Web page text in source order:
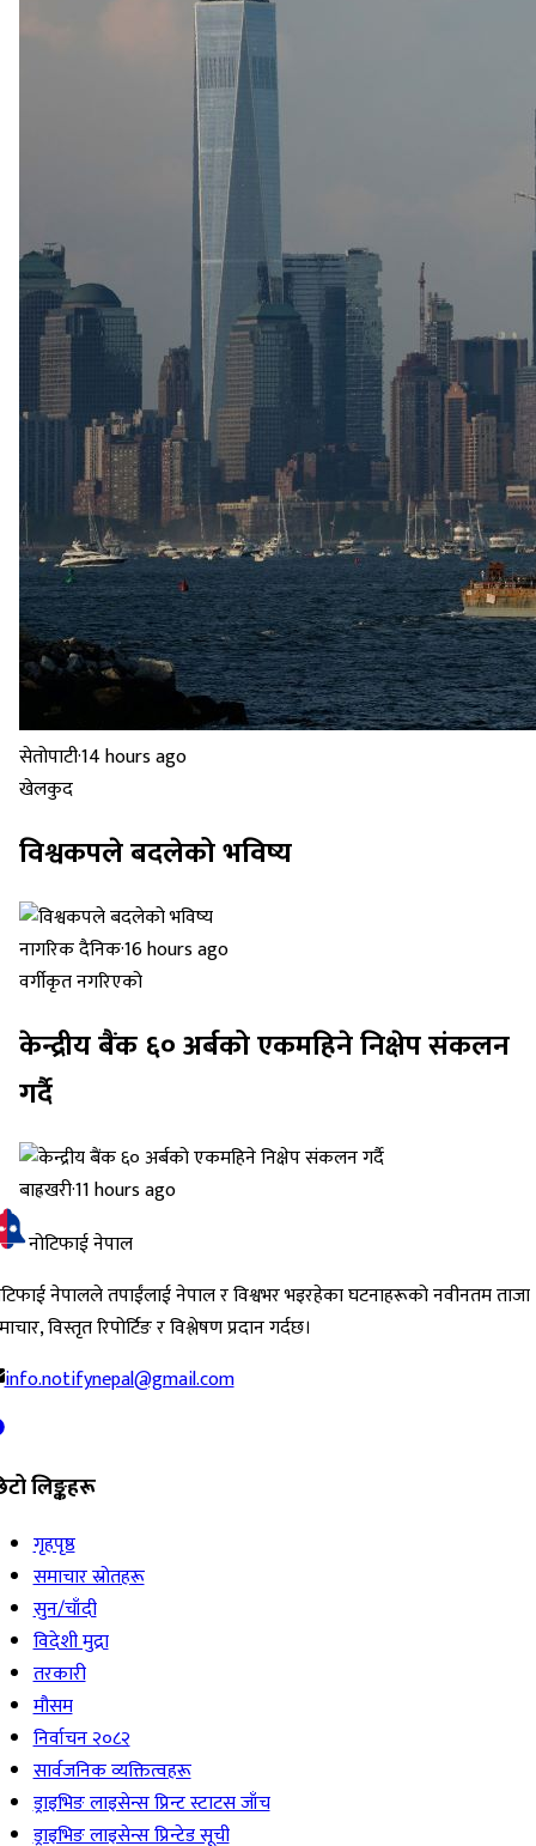
सेतोपाटी·14 hours ago
खेलकुद
विश्वकपले बदलेको भविष्य
नागरिक दैनिक·16 hours ago
वर्गीकृत नगरिएको
केन्द्रीय बैंक ६० अर्बको एकमहिने निक्षेप संकलन
गर्दै
बाह्रखरी·11 hours ago
नोटिफाई नेपाल
नेपालले तपाईंलाई नेपाल र विश्वभर भइरहेका घटनाहरूको नवीनतम ताजा
विस्तृत रिपोर्टिङ र विश्लेषण प्रदान गर्दछ।
info.notifynepal@gmail.com
लिङ्कहरू
गृहपृष्ठ
समाचार स्रोतहरू
सुन/चाँदी
विदेशी मुद्रा
तरकारी
मौसम
निर्वाचन २०८२
सार्वजनिक व्यक्तित्वहरू
ड्राइभिङ लाइसेन्स प्रिन्ट स्टाटस जाँच
ड्राइभिङ लाइसेन्स प्रिन्टेड सूची